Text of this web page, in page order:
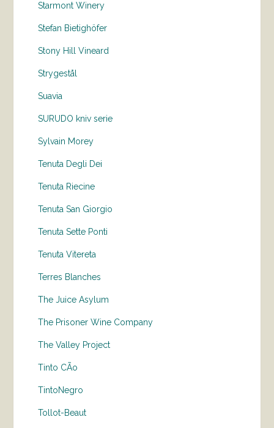
Starmont Winery
Stefan Bietighöfer
Stony Hill Vineard
Strygestål
Suavia
SURUDO kniv serie
Sylvain Morey
Tenuta Degli Dei
Tenuta Riecine
Tenuta San Giorgio
Tenuta Sette Ponti
Tenuta Vitereta
Terres Blanches
The Juice Asylum
The Prisoner Wine Company
The Valley Project
Tinto CÃo
TintoNegro
Tollot-Beaut